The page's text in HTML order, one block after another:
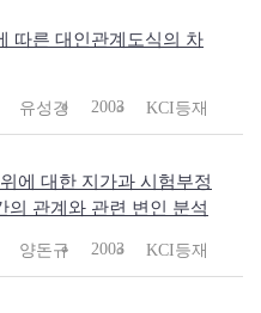
따른 대인관계도식의 차
유성경 2003 KCI등재
에 대한 지가과 시험부정
의 관계와 관련 변인 분석
양돈규 2003 KCI등재